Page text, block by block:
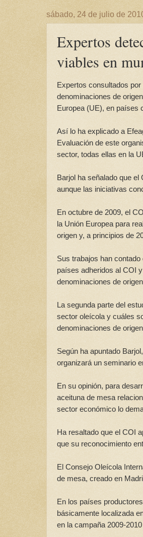
sábado, 24 de julio de
Expertos
viables en
Expertos consultados
denominaciones de
Europea (UE), en países
Así lo ha explicado a
Evaluación de este
sector, todas ellas en la
Barjol ha señalado que
aunque las iniciativas
En octubre de 2009, el
la Unión Europea para
origen y, a principios de
Sus trabajos han
países adheridos al COI
denominaciones de
La segunda parte del
sector oleícola y cuáles
denominaciones de
Según ha apuntado
organizará un seminario
En su opinión, para
aceituna de mesa
sector económico lo
Ha resaltado que el COI
que su reconocimiento
El Consejo Oleícola
de mesa, creado en
En los países
básicamente localizada
en la campaña 2009-